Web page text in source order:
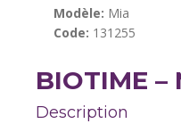
Modèle: Mia
Code: 131255
BIOTIME –
Description